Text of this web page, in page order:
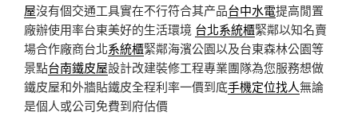
屋沒有個交通工具實在不行符合其产品台中水電提高閒置
廠辦使用率台東美好的生活環境 台北系統櫃緊鄰以知名賣
場合作廠商台北系統櫃緊鄰海濱公園以及台東森林公園等
景點台南鐵皮屋設計改建裝修工程專業團隊為您服務想做
鐵皮屋和外牆貼鐵皮全程利率一價到底手機定位找人無論
是個人或公司免費到府估價